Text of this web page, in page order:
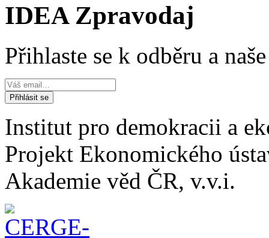
IDEA Zpravodaj
Přihlaste se k odběru a
Institut pro demokracii a
Projekt Ekonomického
Akademie věd ČR, v.v.i.